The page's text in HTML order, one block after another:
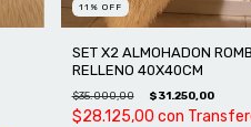
11 % OFF
SET X2 ALMOHADON
RELLENO 40X40CM
$35.000,00 $31.250,00
$28.125,00 con